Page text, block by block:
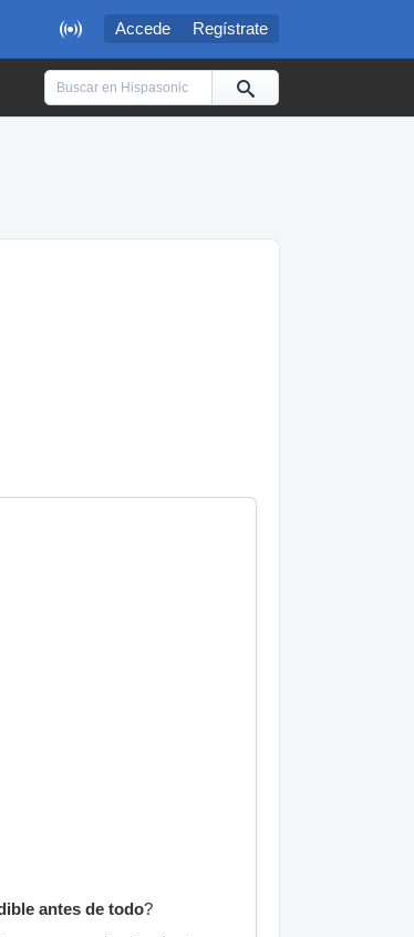
 Accede Regístrate
antes de todo?